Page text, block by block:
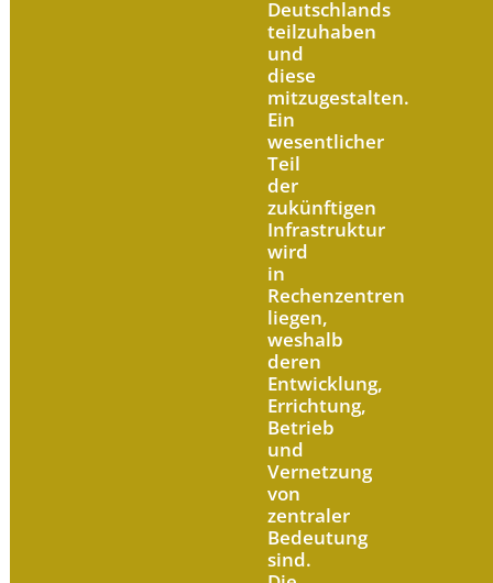
Deutschlands
teilzuhaben
und
diese
mitzugestalten.
Ein
wesentlicher
Teil
der
zukünftigen
Infrastruktur
wird
in
Rechenzentren
liegen,
weshalb
deren
Entwicklung,
Errichtung,
Betrieb
und
Vernetzung
von
zentraler
Bedeutung
sind.